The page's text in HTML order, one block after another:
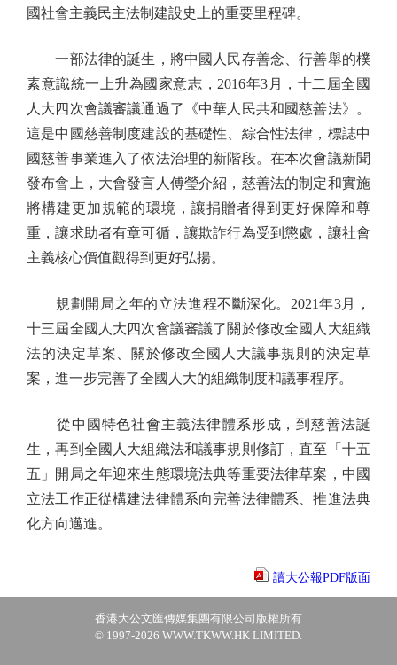
國社會主義民主法制建設史上的重要里程碑。
一部法律的誕生，將中國人民存善念、行善舉的樸
素意識統一上升為國家意志，2016年3月，十二屆全國
人大四次會議審議通過了《中華人民共和國慈善法》。
這是中國慈善制度建設的基礎性、綜合性法律，標誌中
國慈善事業進入了依法治理的新階段。在本次會議新聞
發布會上，大會發言人傅瑩介紹，慈善法的制定和實施
將構建更加規範的環境，讓捐贈者得到更好保障和尊
重，讓求助者有章可循，讓欺詐行為受到懲處，讓社會
主義核心價值觀得到更好弘揚。
規劃開局之年的立法進程不斷深化。2021年3月，
十三屆全國人大四次會議審議了關於修改全國人大組織
法的決定草案、關於修改全國人大議事規則的決定草
案，進一步完善了全國人大的組織制度和議事程序。
從中國特色社會主義法律體系形成，到慈善法誕
生，再到全國人大組織法和議事規則修訂，直至「十五
五」開局之年迎來生態環境法典等重要法律草案，中國
立法工作正從構建法律體系向完善法律體系、推進法典
化方向邁進。
讀大公報PDF版面
香港大公文匯傳媒集團有限公司版權所有
© 1997-2026 WWW.TKWW.HK LIMITED.